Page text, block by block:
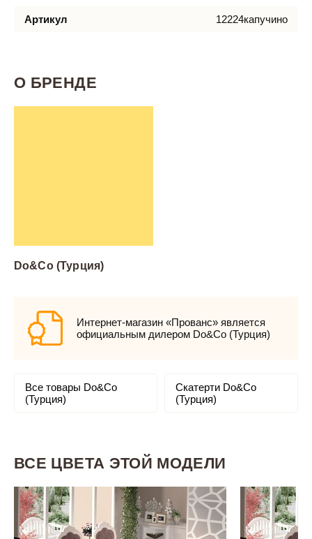
Артикул 12224капучино
О БРЕНДЕ
Do&Co (Турция)
Интернет-магазин «Прованс» является
официальным дилером Do&Co (Турция)
Все товары Do&Co
(Турция)
Скатерти Do&Co
(Турция)
ВСЕ ЦВЕТА ЭТОЙ МОДЕЛИ